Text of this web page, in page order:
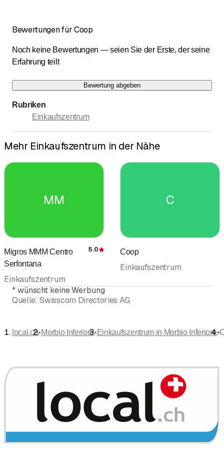
Bewertungen für Coop
Noch keine Bewertungen — seien Sie der Erste, der seine
Erfahrung teilt
Bewertung abgeben
Rubriken
Einkaufszentrum
Mehr Einkaufszentrum in der Nähe
MM
Migros MMM Centro
Serfontana
Bewertung
5.0
Einkaufszentrum
C
Coop
Einkaufszentrum
*wünscht keine Werbung
Quelle: Swisscom Directories AG
local.ch•Morbio Inferiore•Einkaufszentrum in Morbio Inferiore•